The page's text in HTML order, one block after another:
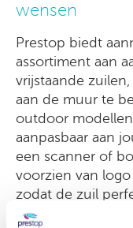
wensen
Prestop biedt
assortiment aan
vrijstaande
aan de muur te
outdoor
aanpasbaar aan
een scanner of
voorzien van
zodat de zuil
Meer